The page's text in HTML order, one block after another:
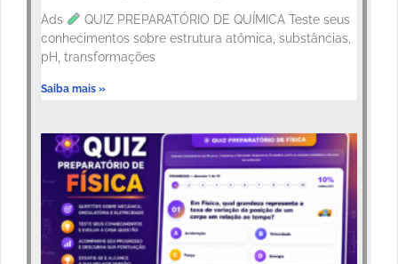
Ads
QUIZ PREPARATÓRIO DE QUÍMICA Teste seus
conhecimentos sobre estrutura atômica, substâncias,
pH, transformações
Saiba mais »